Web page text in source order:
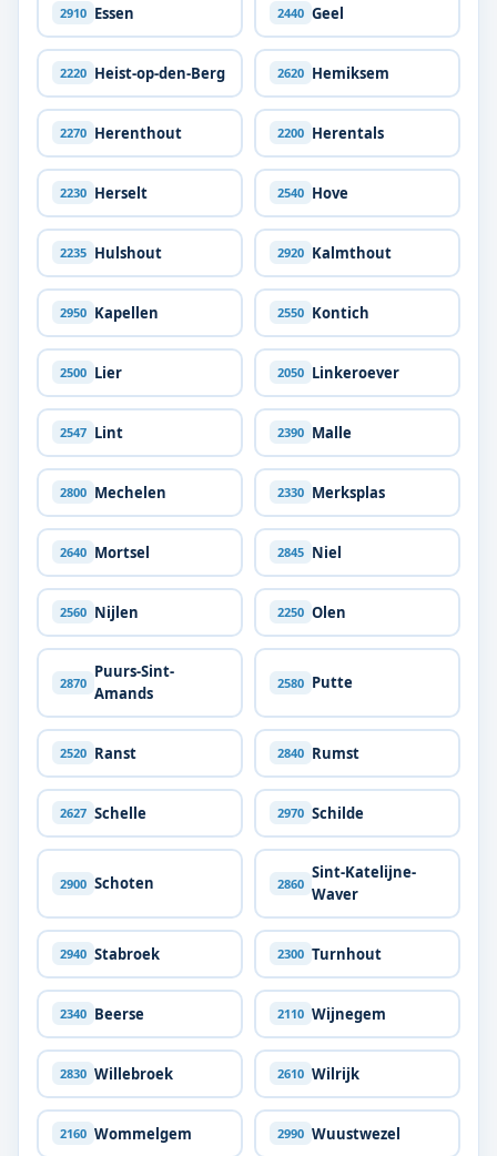
2910 Essen 2440 Geel
2220 Heist-op-den-Berg 2620 Hemiksem
2270 Herenthout 2200 Herentals
2230 Herselt 2540 Hove
2235 Hulshout 2920 Kalmthout
2950 Kapellen 2550 Kontich
2500 Lier 2050 Linkeroever
2547 Lint 2390 Malle
2800 Mechelen 2330 Merksplas
2640 Mortsel 2845 Niel
2560 Nijlen 2250 Olen
2870
Puurs-Sint-
Amands
2580 Putte
2520 Ranst 2840 Rumst
2627 Schelle 2970 Schilde
2900 Schoten 2860
Sint-Katelijne-
Waver
2940 Stabroek 2300 Turnhout
2340 Beerse 2110 Wijnegem
2830 Willebroek 2610 Wilrijk
2160 Wommelgem 2990 Wuustwezel